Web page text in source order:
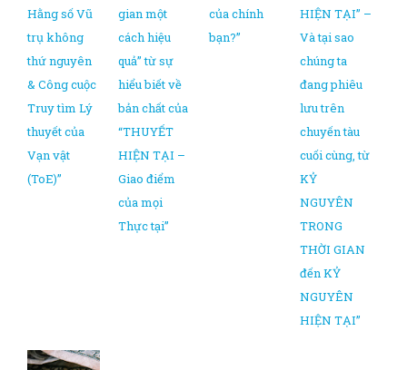
Hằng số Vũ
trụ không
thứ nguyên
& Công cuộc
Truy tìm Lý
thuyết của
Vạn vật
(ToE)”
gian một
cách hiệu
quả” từ sự
hiểu biết về
bản chất của
“THUYẾT
HIỆN TẠI –
Giao điểm
của mọi
Thực tại”
của chính
bạn?”
HIỆN TẠI” –
Và tại sao
chúng ta
đang phiêu
lưu trên
chuyến tàu
cuối cùng, từ
KỶ
NGUYÊN
TRONG
THỜI GIAN
đến KỶ
NGUYÊN
HIỆN TẠI”